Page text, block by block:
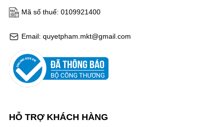
Email: quyetpham.mkt@gmail.com
Mã số thuế: 0109921400
HỖ TRỢ KHÁCH HÀNG